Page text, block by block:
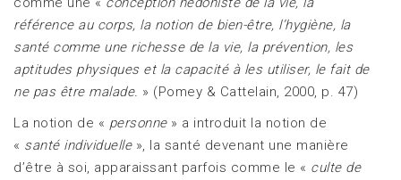
référence au corps, la notion de bien-être, l’hygiène, la
santé comme une richesse de la vie, la prévention, les
aptitudes physiques et la capacité à les utiliser, le fait de
ne pas être malade. » (Pomey & Cattelain, 2000, p. 47)
La notion de « personne» a introduit la notion de
« santé individuelle», la santé devenant une manière
d’être à soi, apparaissant parfois comme le « culte de